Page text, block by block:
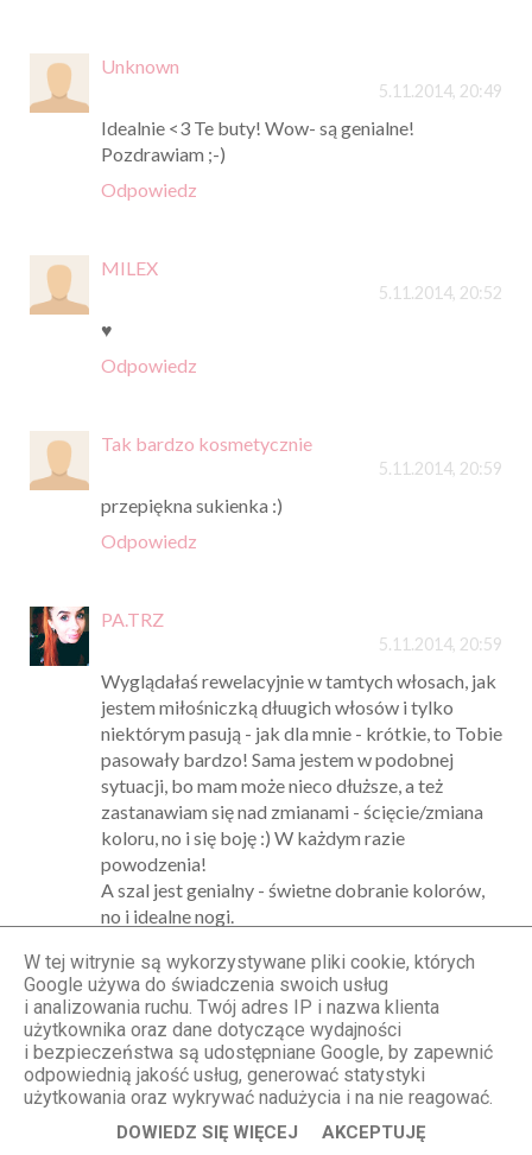
Unknown
5.11.2014, 20:49
Idealnie <3 Te buty! Wow- są genialne!
Pozdrawiam ;-)
Odpowiedz
MILEX
5.11.2014, 20:52
♥
Odpowiedz
Tak bardzo kosmetycznie
5.11.2014, 20:59
przepiękna sukienka :)
Odpowiedz
PA.TRZ
5.11.2014, 20:59
Wyglądałaś rewelacyjnie w tamtych włosach, jak
jestem miłośniczką dłuugich włosów i tylko
niektórym pasują - jak dla mnie - krótkie, to Tobie
pasowały bardzo! Sama jestem w podobnej
sytuacji, bo mam może nieco dłuższe, a też
zastanawiam się nad zmianami - ścięcie/zmiana
koloru, no i się boję :) W każdym razie
powodzenia!
A szal jest genialny - świetne dobranie kolorów,
no i idealne nogi.
Ściskam mocno,
www.NIECH-PANI-PATRZY.blogspot.com
+ a u mnie: duuużo KRATY, zapraszam!
Odpowiedz
W tej witrynie są wykorzystywane pliki cookie, których
Google używa do świadczenia swoich usług
i analizowania ruchu. Twój adres IP i nazwa klienta
użytkownika oraz dane dotyczące wydajności
i bezpieczeństwa są udostępniane Google, by zapewnić
odpowiednią jakość usług, generować statystyki
użytkowania oraz wykrywać nadużycia i na nie reagować.
DOWIEDZ SIĘ WIĘCEJ AKCEPTUJĘ